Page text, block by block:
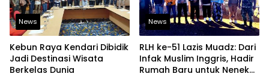
News
Kebun Raya Kendari Dibidik
Jadi Destinasi Wisata
Berkelas Dunia
News
RLH ke-51 Lazis Muadz: Dari
Infak Muslim Inggris, Hadir
Rumah Baru untuk Nenek